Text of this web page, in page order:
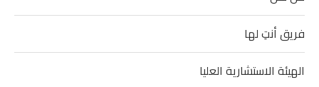
فريق أنتِ لها
الهيئة الاستشارية العليا